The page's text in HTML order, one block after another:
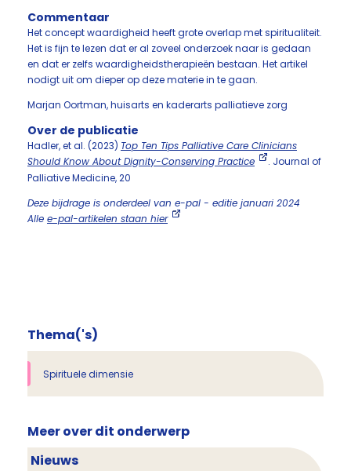
Commentaar
Het concept waardigheid heeft grote overlap met spiritualiteit.
Het is fijn te lezen dat er al zoveel onderzoek naar is gedaan
en dat er zelfs waardigheidstherapieën bestaan. Het artikel
nodigt uit om dieper op deze materie in te gaan.
Marjan Oortman, huisarts en kaderarts palliatieve zorg
Over de publicatie
Hadler, et al. (2023) Top Ten Tips Palliative Care Clinicians
Should Know About Dignity-Conserving Practice
. Journal of
Palliative Medicine, 20
Deze bijdrage is onderdeel van e-pal - editie januari 2024
Alle e-pal-artikelen staan hier
Thema('s)
Spirituele dimensie
Meer over dit onderwerp
Nieuws